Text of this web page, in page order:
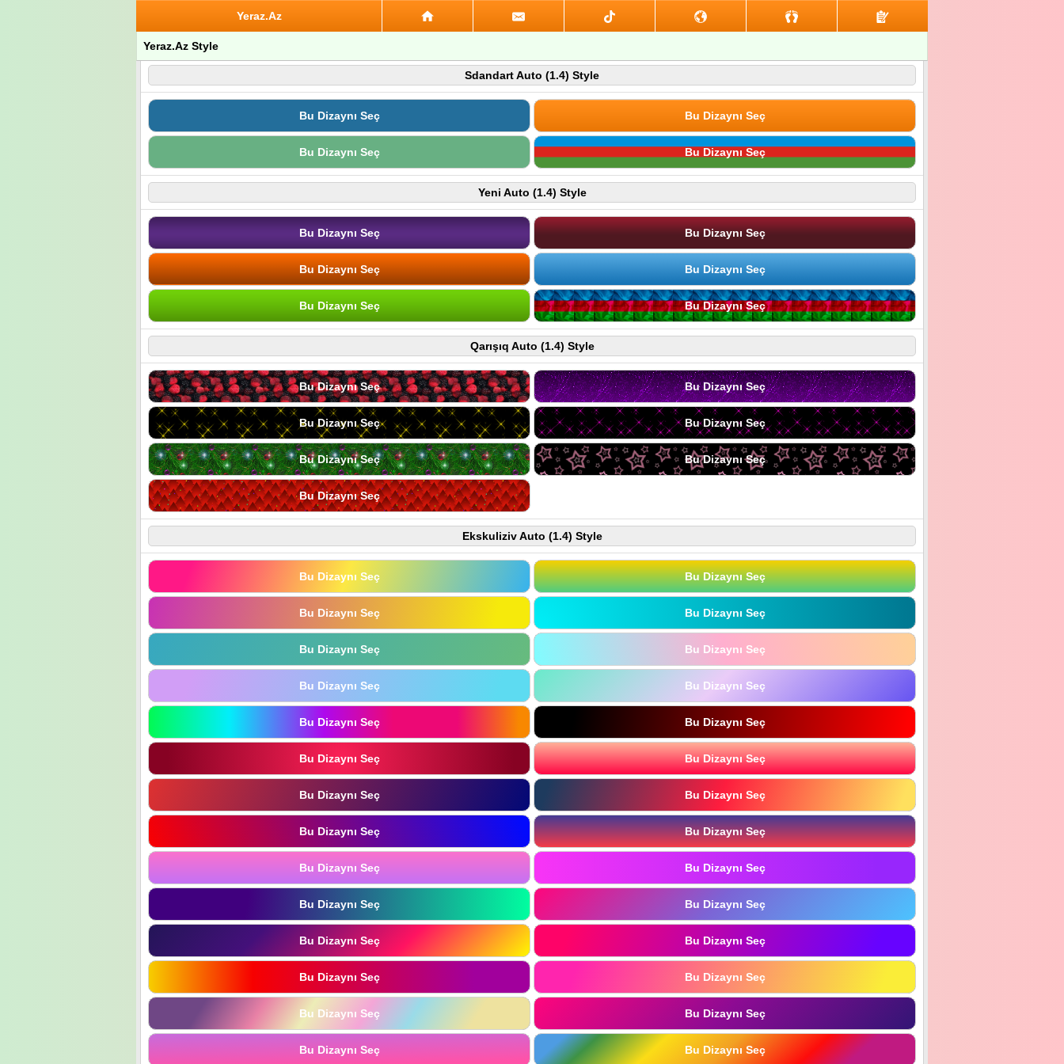
Yeraz.Az
Yeraz.Az Style
Sdandart Auto (1.4) Style
Bu Dizaynı Seç Bu Dizaynı Seç
Bu Dizaynı Seç Bu Dizaynı Seç
Yeni Auto (1.4) Style
Bu Dizaynı Seç Bu Dizaynı Seç
Bu Dizaynı Seç Bu Dizaynı Seç
Bu Dizaynı Seç Bu Dizaynı Seç
Qarışıq Auto (1.4) Style
Bu Dizaynı Seç Bu Dizaynı Seç
Bu Dizaynı Seç Bu Dizaynı Seç
Bu Dizaynı Seç Bu Dizaynı Seç
Bu Dizaynı Seç
Ekskuliziv Auto (1.4) Style
Bu Dizaynı Seç Bu Dizaynı Seç
Bu Dizaynı Seç Bu Dizaynı Seç
Bu Dizaynı Seç Bu Dizaynı Seç
Bu Dizaynı Seç Bu Dizaynı Seç
Bu Dizaynı Seç Bu Dizaynı Seç
Bu Dizaynı Seç Bu Dizaynı Seç
Bu Dizaynı Seç Bu Dizaynı Seç
Bu Dizaynı Seç Bu Dizaynı Seç
Bu Dizaynı Seç Bu Dizaynı Seç
Bu Dizaynı Seç Bu Dizaynı Seç
Bu Dizaynı Seç Bu Dizaynı Seç
Bu Dizaynı Seç Bu Dizaynı Seç
Bu Dizaynı Seç Bu Dizaynı Seç
Bu Dizaynı Seç Bu Dizaynı Seç